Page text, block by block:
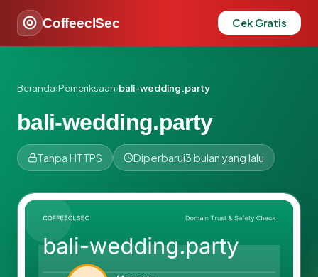
CoffeeclSec Cek Gratis
Beranda›Pemeriksaan›bali-wedding.party
bali-wedding.party
Tanpa HTTPS Diperbarui3 bulan yang lalu